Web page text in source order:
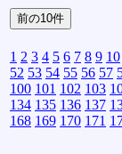
1 2 3 4 5 6 7 8 9 10
52 53 54 55 56 57
100 101 102 103
134 135 136 137
168 169 170 171